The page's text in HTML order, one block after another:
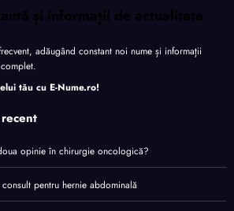
și informații de actualitate
adăugând constant noi nume și informații
tău cu E-Nume.ro!
opinie în chirurgie oncologică?
pentru hernie abdominală